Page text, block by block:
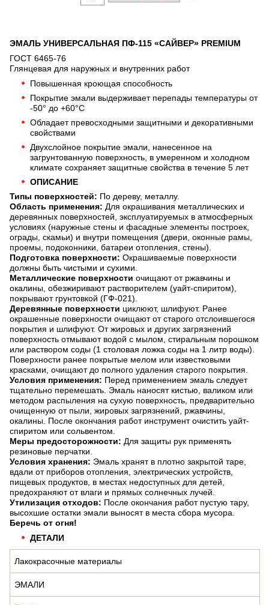
ЭМАЛЬ УНИВЕРСАЛЬНАЯ ПФ-115 «САЙВЕР» PREMIUM
ГОСТ 6465-76
Глянцевая для наружных и внутренних работ
Повышенная кроющая способность
Покрытие эмали выдерживает перепады температуры от
-50° до +60°С
Обладает превосходными защитными и декоративными
свойствами
Двухслойное покрытие эмали, нанесенное на
загрунтованную поверхность, в умеренном и холодном
климате сохраняет защитные свойства в течение 5 лет
ОПИСАНИЕ
Типы поверхностей: По дереву, металлу.
Область применения: Для окрашивания металлических и
деревянных поверхностей, эксплуатируемых в атмосферных
условиях (наружные стены и фасадные элементы построек,
ограды, скамьи) и внутри помещения (двери, оконные рамы,
проемы, подоконники, батареи отопления, стены).
Подготовка поверхности: Окрашиваемые поверхности
должны быть чистыми и сухими.
Металлические поверхности очищают от ржавчины и
окалины, обезжиривают растворителем (уайт-спиритом),
покрывают грунтовкой (ГФ-021).
Деревянные поверхности циклюют, шлифуют. Ранее
окрашенные поверхности очищают от старого отслоившегося
покрытия и шлифуют. От жировых и других загрязнений
поверхность отмывают водой с мылом, стиральным порошком
или раствором соды (1 столовая ложка соды на 1 литр воды).
Поверхности ранее покрытые мелом или известковыми
красками, очищают до полного удаления старого покрытия.
Условия применения: Перед применением эмаль следует
тщательно перемешать. Эмаль наносят кистью, валиком или
методом распыления на сухую поверхность, предварительно
очищенную от пыли, жировых загрязнений, ржавчины,
окалины. После окончания работ инструмент очистить уайт-
спиритом или сольвентом.
Меры предосторожности: Для защиты рук применять
резиновые перчатки.
Условия хранения: Эмаль хранят в плотно закрытой таре,
вдали от приборов отопления, электрических устройств,
пищевых продуктов, в местах недоступных для детей,
предохраняют от влаги и прямых солнечных лучей.
Утилизация отходов: После окончания работ пустую тару,
высохшие остатки эмали выносят в места сбора мусора.
Беречь от огня!
ДЕТАЛИ
Лакокрасочные материалы
ЭМАЛИ